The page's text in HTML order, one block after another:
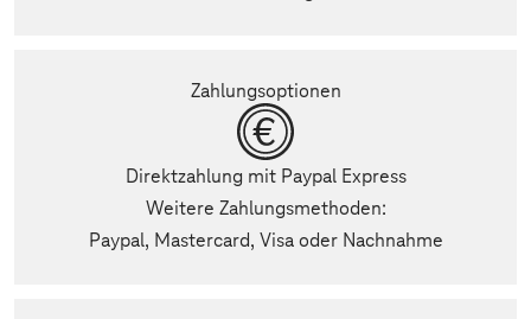
Zahlungsoptionen
Direktzahlung mit Paypal Express
Weitere Zahlungsmethoden:
Paypal, Mastercard, Visa oder Nachnahme